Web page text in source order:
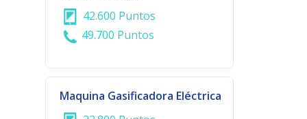
42.600 Puntos
49.700 Puntos
Maquina Gasificadora Eléctrica